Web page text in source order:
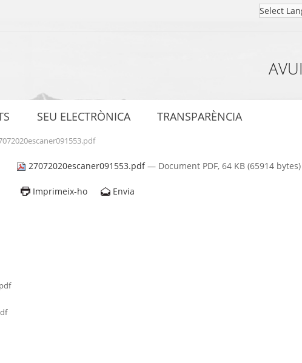
AVUI
SEU ELECTRÒNICA TRANSPARÈNCIA
27072020escaner091553.pdf— Document PDF, 64 KB (65914 bytes)
Imprimeix-ho Envia